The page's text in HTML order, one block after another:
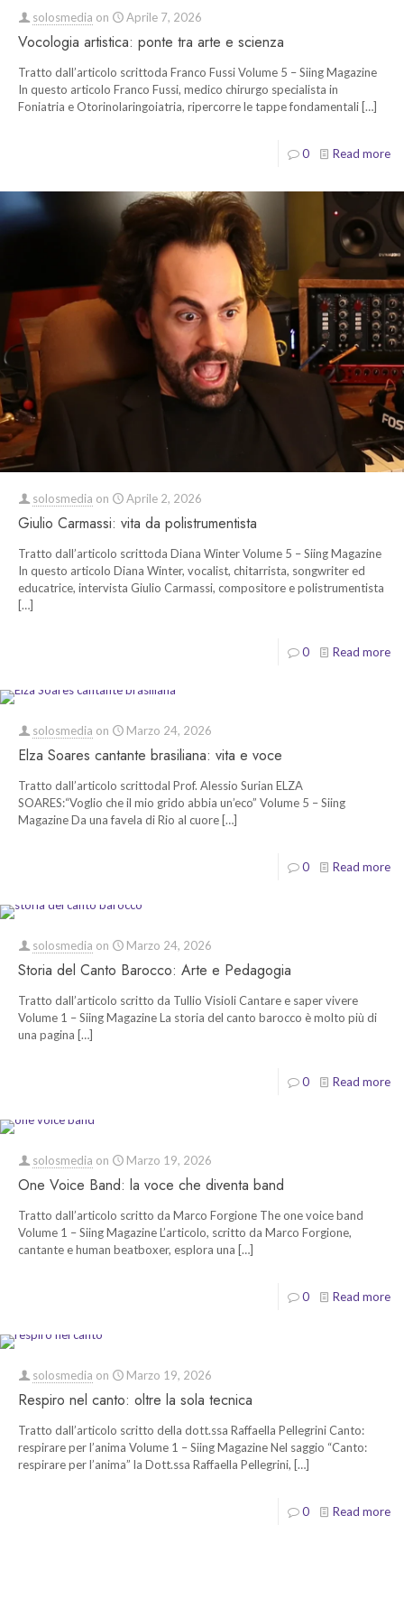
solosmedia on Aprile 7, 2026
Vocologia artistica: ponte tra arte e scienza
Tratto dall’articolo scrittoda Franco Fussi Volume 5 – Siing Magazine
In questo articolo Franco Fussi, medico chirurgo specialista in
Foniatria e Otorinolaringoiatria, ripercorre le tappe fondamentali […]
0 Read more
solosmedia on Aprile 2, 2026
Giulio Carmassi: vita da polistrumentista
Tratto dall’articolo scrittoda Diana Winter Volume 5 – Siing Magazine
In questo articolo Diana Winter, vocalist, chitarrista, songwriter ed
educatrice, intervista Giulio Carmassi, compositore e polistrumentista
[…]
0 Read more
solosmedia on Marzo 24, 2026
Elza Soares cantante brasiliana: vita e voce
Tratto dall’articolo scrittodal Prof. Alessio Surian ELZA
SOARES:“Voglio che il mio grido abbia un’eco” Volume 5 – Siing
Magazine Da una favela di Rio al cuore […]
0 Read more
solosmedia on Marzo 24, 2026
Storia del Canto Barocco: Arte e Pedagogia
Tratto dall’articolo scritto da Tullio Visioli Cantare e saper vivere
Volume 1 – Siing Magazine La storia del canto barocco è molto più di
una pagina […]
0 Read more
solosmedia on Marzo 19, 2026
One Voice Band: la voce che diventa band
Tratto dall’articolo scritto da Marco Forgione The one voice band
Volume 1 – Siing Magazine L’articolo, scritto da Marco Forgione,
cantante e human beatboxer, esplora una […]
0 Read more
solosmedia on Marzo 19, 2026
Respiro nel canto: oltre la sola tecnica
Tratto dall’articolo scritto della dott.ssa Raffaella Pellegrini Canto:
respirare per l’anima Volume 1 – Siing Magazine Nel saggio “Canto:
respirare per l’anima” la Dott.ssa Raffaella Pellegrini, […]
0 Read more